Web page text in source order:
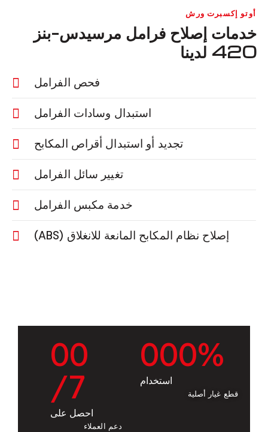
أوتو إكسبرت ورش
خدمات إصلاح فرامل مرسيدس-بنز
420 لدينا
فحص الفرامل
استبدال وسادات الفرامل
تجديد أو استبدال أقراص المكابح
تغيير سائل الفرامل
خدمة مكبس الفرامل
إصلاح نظام المكابح المانعة للانغلاق (ABS)
000%
استخدام
قطع غيار أصلية
00
/7
احصل على
دعم العملاء